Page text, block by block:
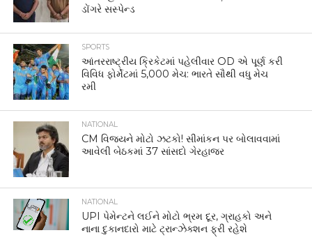
ડોંગરે સસ્પેન્ડ
SPORTS
આંતરરાષ્ટ્રીય ક્રિકેટમાં પહેલીવાર OD એ પૂર્ણ કરી
વિવિધ ફોર્મેટમાં 5,000 મેચ: ભારતે સૌથી વધુ મેચ
રમી
NATIONAL
CM વિજયને મોટો ઝટકો! સીમાંકન પર બોલાવવામાં
આવેલી બેઠકમાં 37 સાંસદો ગેરહાજર
NATIONAL
UPI પેમેન્ટને લઈને મોટો ભ્રમ દૂર, ગ્રાહકો અને
નાના દુકાનદારો માટે ટ્રાન્ઝેક્શન ફ્રી રહેશે